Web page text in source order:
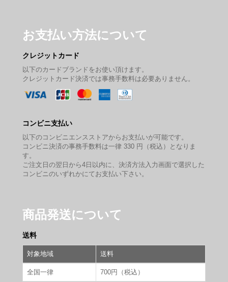
お支払い方法について
クレジットカード
以下のカードブランドをお使い頂けます。
クレジットカード決済では事務手数料は必要ありません。
コンビニ支払い
以下のコンビニエンスストアからお支払いが可能です。
コンビニ決済の事務手数料は一律 330 円（税込）となりま
す。
ご注文日の翌日から4日以内に、決済方法入力画面で選択した
コンビニのいずれかにてお支払い下さい。
商品発送について
送料
対象地域 送料
全国一律 700円（税込）